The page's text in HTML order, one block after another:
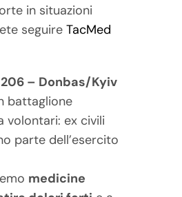
in situazioni
seguire TacMed
– Donbas/Kyiv
battaglione
volontari: ex civili
parte dell’esercito
medicine